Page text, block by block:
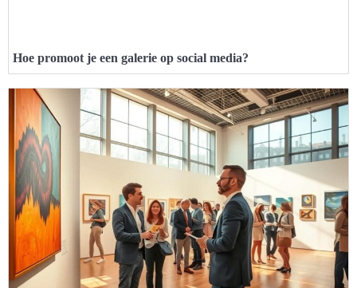
Hoe promoot je een galerie op social media?